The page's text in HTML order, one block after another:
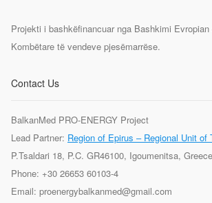
Projekti i bashkëfinancuar nga Bashkimi Evropian
Kombëtare të vendeve pjesëmarrëse.
Contact Us
BalkanMed PRO-ENERGY Project
Lead Partner: Region of Epirus – Regional Unit of
P.Tsaldari 18, P.C. GR46100, Igoumenitsa, Greece
Phone: +30 26653 60103-4
Email: proenergybalkanmed@gmail.com